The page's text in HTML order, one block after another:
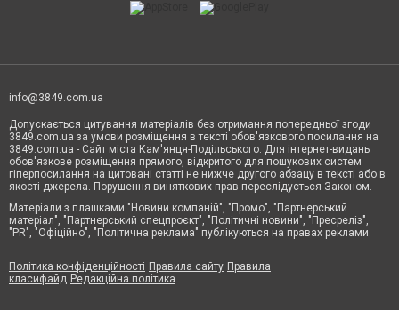
info@3849.com.ua
Допускається цитування матеріалів без отримання попередньої згоди
3849.com.ua за умови розміщення в тексті обов'язкового посилання на
3849.com.ua - Сайт міста Кам'янця-Подільського. Для інтернет-видань
обов'язкове розміщення прямого, відкритого для пошукових систем
гіперпосилання на цитовані статті не нижче другого абзацу в тексті або в
якості джерела. Порушення виняткових прав переслідується Законом.
Матеріали з плашками "Новини компаній", "Промо", "Партнерський
матеріал", "Партнерський спецпроєкт", "Політичні новини", "Пресреліз",
"PR", "Офіційно", "Політична реклама" публікуються на правах реклами.
Політика конфіденційності Правила сайту Правила
класифайд Редакційна політика